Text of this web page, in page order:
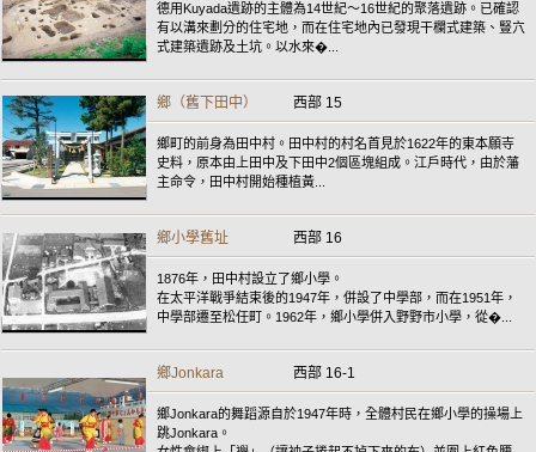
德用Kuyada遺跡的主體為14世紀〜16世紀的聚落遺跡。已確認
有以溝來劃分的住宅地，而在住宅地內已發現干欄式建築、豎穴
式建築遺跡及土坑。以水來�...
鄉（舊下田中） 西部 15
鄉町的前身為田中村。田中村的村名首見於1622年的東本願寺
史料，原本由上田中及下田中2個區塊組成。江戶時代，由於藩
主命令，田中村開始種植黃...
鄉小學舊址 西部 16
1876年，田中村設立了鄉小學。
在太平洋戰爭結束後的1947年，併設了中學部，而在1951年，
中學部遷至松任町。1962年，鄉小學併入野野市小學，從�...
鄉Jonkara 西部 16-1
鄉Jonkara的舞蹈源自於1947年時，全體村民在鄉小學的操場上
跳Jonkara。